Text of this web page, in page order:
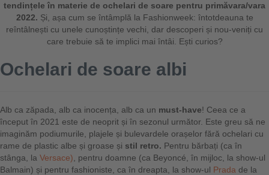
tendințele în materie de ochelari de soare pentru primăvara/vara
2022. Și, așa cum se întâmplă la Fashionweek: întotdeauna te
reîntâlnești cu unele cunoștințe vechi, dar descoperi și nou-veniți cu
care trebuie să te implici mai întâi. Ești curios?
Ochelari de soare albi
Alb ca zăpada, alb ca inocența, alb ca un must-have! Ceea ce a
început în 2021 este de neoprit și în sezonul următor. Este greu să ne
imaginăm podiumurile, plajele și bulevardele orașelor fără ochelari cu
rame de plastic albe și groase și stil retro. Pentru bărbați (ca în
stânga, la Versace) , pentru doamne (ca Beyoncé, în mijloc, la show-ul
Balmain) și pentru fashioniste, ca în dreapta, la show-ul Prada de la